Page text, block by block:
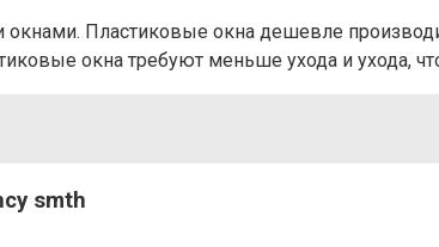
Пластиковые окна дешевле
окна требуют меньше ухода и ухода,
smth